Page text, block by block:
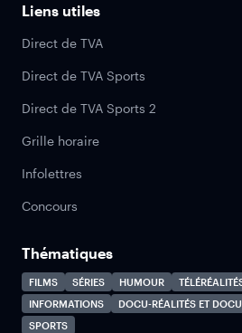
Liens utiles
Direct de TVA
Direct de TVA Sports
Direct de TVA Sports 2
Grille horaire
Infolettres
Concours
Thématiques
FILMS SÉRIES HUMOUR
INFORMATIONS
DOCU-RÉALITÉS ET
SPORTS